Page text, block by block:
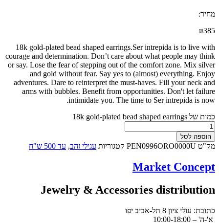
מחיר:
₪385
18k gold-plated bead shaped earrings.Ser intrepida is to live with
courage and determination. Don’t care about what people may think
or say. Lose the fear of stepping out of the comfort zone. Mix silver
and gold without fear. Say yes to (almost) everything. Enjoy
adventures. Dare to reinterpret the must-haves. Fill your neck and
arms with bubbles. Benefit from opportunities. Don't let failure
intimidate you. The time to Ser intrepida is now.
כמות של 18k gold-plated bead shaped earrings
הוספה לסל
מק"ט PEN0996ORO0000U קטגוריות עגילי זהב, עד 500 ש"ח
Market Concept
Jewelry & Accessories distribution
כתובת: עולי ציון 8 תל-אביב יפו
א'-ה' – 10:00-18:00